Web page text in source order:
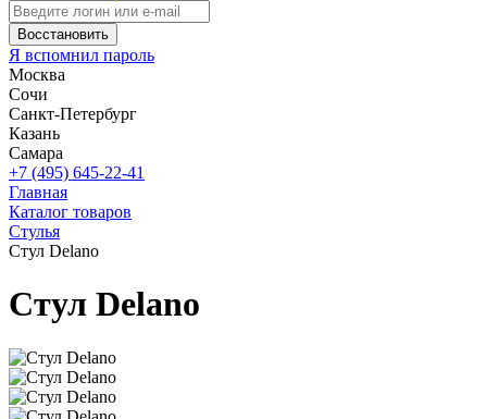
Восстановить
Я вспомнил пароль
Москва
Сочи
Санкт-Петербург
Казань
Самара
+7 (495) 645-22-41
Главная
Каталог товаров
Стулья
Стул Delano
Стул Delano